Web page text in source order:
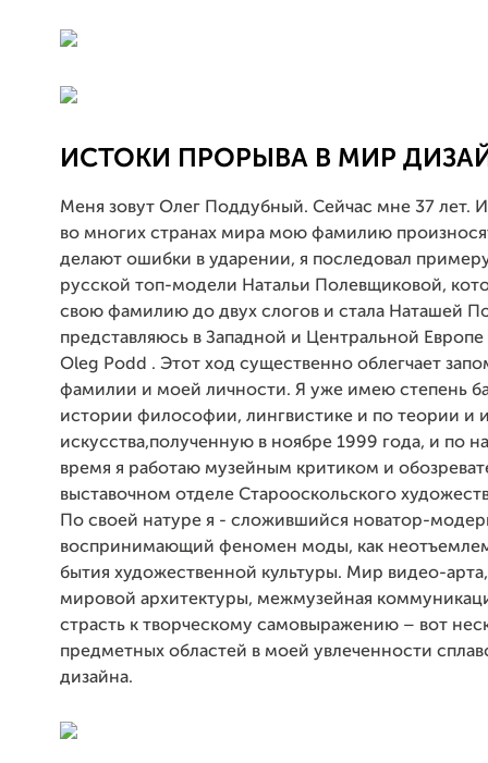
ИСТОКИ ПРОРЫВА В МИР
Меня зовут Олег Поддубный. Сейчас мне 37 лет.
во многих странах мира мою фамилию
делают ошибки в ударении, я последовал
русской топ-модели Натальи Полевщиковой,
свою фамилию до двух слогов и стала Наташей
представляюсь в Западной и Центральной Европе
Oleg Podd . Этот ход существенно облегчает
фамилии и моей личности. Я уже имею степень
истории философии, лингвистике и по теории и
искусства,полученную в ноябре 1999 года, и по
время я работаю музейным критиком и
выставочном отделе Старооскольского
По своей натуре я - сложившийся новатор-
воспринимающий феномен моды, как
бытия художественной культуры. Мир видео-
мировой архитектуры, межмузейная
страсть к творческому самовыражению – вот
предметных областей в моей увлеченности
дизайна.